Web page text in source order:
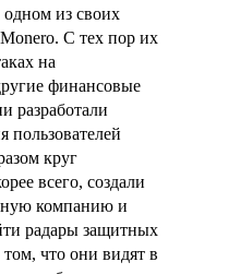
одном из своих
С тех пор их
на
финансовые
разработали
пользователей
круг
всего, создали
компанию и
радары защитных
что они видят в